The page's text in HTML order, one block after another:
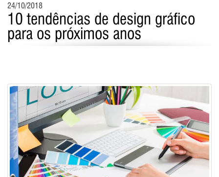
24/10/2018
10 tendências de design gráfico
para os próximos anos